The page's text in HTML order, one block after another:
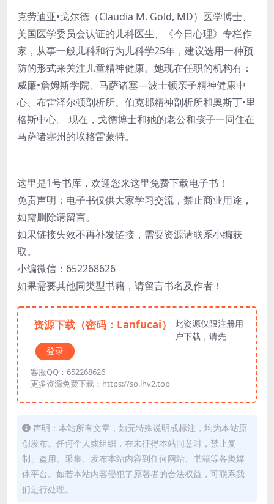
克劳迪亚•戈尔德（Claudia M. Gold, MD）医学博士、
美国医学委员会认证的儿科医生、《今日心理》专栏作
家，从事一般儿科和行为儿科学25年，建议选用一种预
防的形式来关注儿童精神健康。她现在任职的机构有：
威廉•詹姆斯学院、马萨诸塞—波士顿亲子精神健康中
心、布雷泽尔顿剖析所、伯克郡精神剖析所和奥斯丁•里
格斯中心。 现在，戈德博士和她的老公和孩子一同住在
马萨诸塞州的埃格雷蒙特。
这里是1号书库，欢迎您来这里免费下载电子书！
免责声明：电子书仅供大家学习交流，禁止商业用途，
如需删除请留言。
如果链接失效不再补发链接，需要资源请联系小编获
取。
小编微信：652268626
如果需要其他同类型书籍，请留言书名及作者！
资源下载（密码：Lanfucai）
此资源仅限注册用
户下载，请先
登录
客服QQ：652268626
更多资源免费下载：https://so.lhv2.top
声明：本站所有文章，如无特殊说明或标注，均为本站原
创发布。任何个人或组织，在未征得本站同意时，禁止复
制、盗用、采集、发布本站内容到任何网站、书籍等各类媒
体平台。如若本站内容侵犯了原著者的合法权益，可联系我
们进行处理。